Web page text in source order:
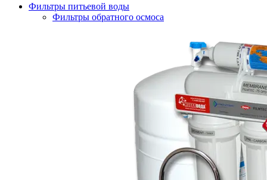
Фильтры питьевой воды
Фильтры обратного осмоса